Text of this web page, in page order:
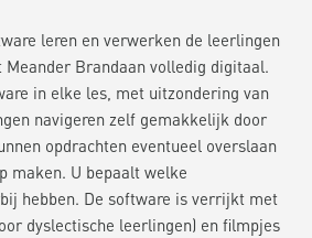
leren en verwerken de leerlingen
Brandaan volledig digitaal.
in elke les, met uitzondering van
navigeren zelf gemakkelijk door
opdrachten eventueel overslaan
maken. U bepaalt welke
hebben. De software is verrijkt met
dyslectische leerlingen) en filmpjes